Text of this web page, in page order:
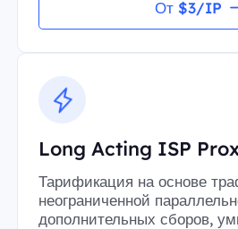
От $3/IP
Long Acting ISP
Тарификация на основе
неограниченной
дополнительных сборов,